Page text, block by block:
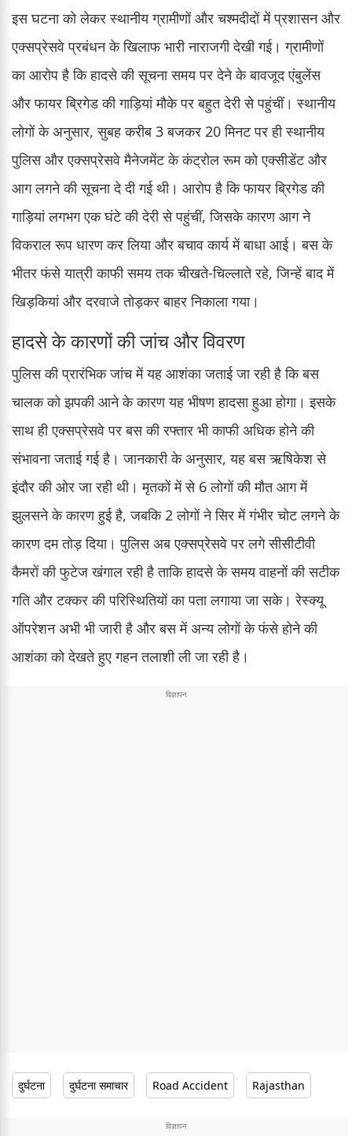
इस घटना को लेकर स्थानीय ग्रामीणों और चश्मदीदों में प्रशासन और
एक्सप्रेसवे प्रबंधन के खिलाफ भारी नाराजगी देखी गई। ग्रामीणों
का आरोप है कि हादसे की सूचना समय पर देने के बावजूद एंबुलेंस
और फायर ब्रिगेड की गाड़ियां मौके पर बहुत देरी से पहुंचीं। स्थानीय
लोगों के अनुसार, सुबह करीब 3 बजकर 20 मिनट पर ही स्थानीय
पुलिस और एक्सप्रेसवे मैनेजमेंट के कंट्रोल रूम को एक्सीडेंट और
आग लगने की सूचना दे दी गई थी। आरोप है कि फायर ब्रिगेड की
गाड़ियां लगभग एक घंटे की देरी से पहुंचीं, जिसके कारण आग ने
विकराल रूप धारण कर लिया और बचाव कार्य में बाधा आई। बस के
भीतर फंसे यात्री काफी समय तक चीखते-चिल्लाते रहे, जिन्हें बाद में
खिड़कियां और दरवाजे तोड़कर बाहर निकाला गया।
हादसे के कारणों की जांच और विवरण
पुलिस की प्रारंभिक जांच में यह आशंका जताई जा रही है कि बस
चालक को झपकी आने के कारण यह भीषण हादसा हुआ होगा। इसके
साथ ही एक्सप्रेसवे पर बस की रफ्तार भी काफी अधिक होने की
संभावना जताई गई है। जानकारी के अनुसार, यह बस ऋषिकेश से
इंदौर की ओर जा रही थी। मृतकों में से 6 लोगों की मौत आग में
झुलसने के कारण हुई है, जबकि 2 लोगों ने सिर में गंभीर चोट लगने के
कारण दम तोड़ दिया। पुलिस अब एक्सप्रेसवे पर लगे सीसीटीवी
कैमरों की फुटेज खंगाल रही है ताकि हादसे के समय वाहनों की सटीक
गति और टक्कर की परिस्थितियों का पता लगाया जा सके। रेस्क्यू
ऑपरेशन अभी भी जारी है और बस में अन्य लोगों के फंसे होने की
आशंका को देखते हुए गहन तलाशी ली जा रही है।
दुर्घटना दुर्घटना समाचार Road Accident Rajasthan